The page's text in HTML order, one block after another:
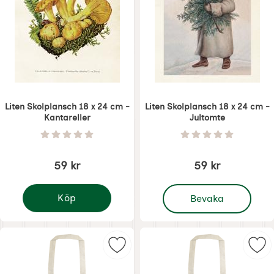
Liten Skolplansch 18 x 24 cm -
Kantareller
Art. nr 8723 Betyg: 0 Stjärnor av 5
59 kr
Köp
Liten Skolplansch 18 x 24 cm - Kantareller
Liten Skolplansch 18 x 24 cm -
Jultomte
Art. nr 8724 Betyg: 0 Stjärnor
59 kr
Bevaka
, Liten Skolplansch 18
Markera tygkasse - Vit Pion som